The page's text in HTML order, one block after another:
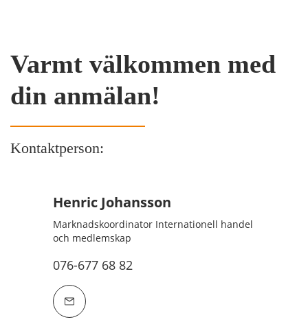
Varmt välkommen med
din anmälan!
Kontaktperson:
Henric Johansson
Marknadskoordinator Internationell handel
och medlemskap
076-677 68 82